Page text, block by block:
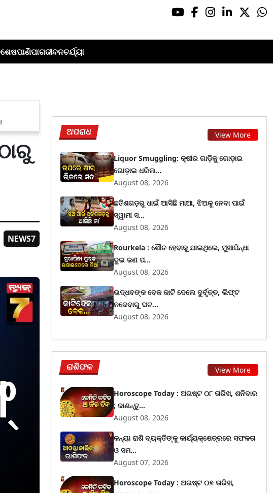
ପାଣିପାଗଜୀବନଚର୍ଯ୍ୟା
NEWS7
ଅପରାଧ View More
Liquor Smuggling: କ୍ଷୀର ଗାଡ଼ିକୁ ଗୋଡ଼ାଇ
ଗୋଡ଼ାଇ ଧରିଲ...
August 08, 2026
ଛତିଶଗଡ଼ରୁ ଧାଇଁ ଆସିଛି ମାଆ, ଝିଅକୁ ନେବା ପାଇଁ
ସ୍ୱାମୀ ସ...
August 08, 2026
Rourkela : ଶୌଚ ହେବାକୁ ଯାଇଥିଲେ, ମୁଖାପିନ୍ଧା
ଦୁଇ ଜଣ ପ...
August 08, 2026
ଉଦ୍ଧବଙ୍କ ବେକ କାଟି ଦେଲେ ଦୁର୍ବୃତ୍ତ, ଲିଫ୍ଟ
ନଦେବାରୁ ଘଟ...
August 08, 2026
ରାଶିଫଳ View More
Horoscope Today : ଅଗଷ୍ଟ ୦୮ ତାରିଖ, ଶନିବାର
; ଜାଣନ୍ତୁ...
August 08, 2026
କନ୍ୟା ରାଶି ବ୍ୟକ୍ତିଙ୍କୁ କାର୍ଯ୍ୟକ୍ଷେତ୍ରରେ ସଫଳତା
ଓ ସମ...
August 07, 2026
Horoscope Today : ଅଗଷ୍ଟ ୦୭ ତାରିଖ,